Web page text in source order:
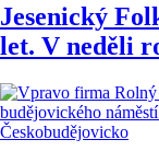
Jesenický
let. V neděli
Českobudějovicko